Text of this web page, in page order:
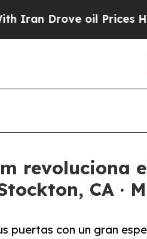
oil Prices Higher,
CA ·
puertas con un gran